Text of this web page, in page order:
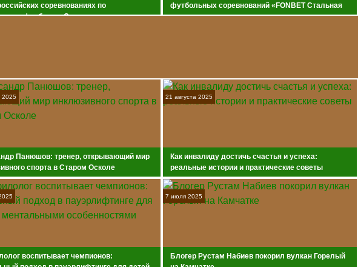
соревнованиях по
футболу в Самаре
футбольных соревнований «FONBET Стальная
воля»
2025
Панюшов: тренер, открывающий мир
спорта в Старом Осколе
21 августа 2025
Как инвалиду достичь счастья и успеха:
реальные истории и практические советы
воспитывает чемпионов:
7 июля 2025
Блогер Рустам Набиев покорил вулкан Горелый